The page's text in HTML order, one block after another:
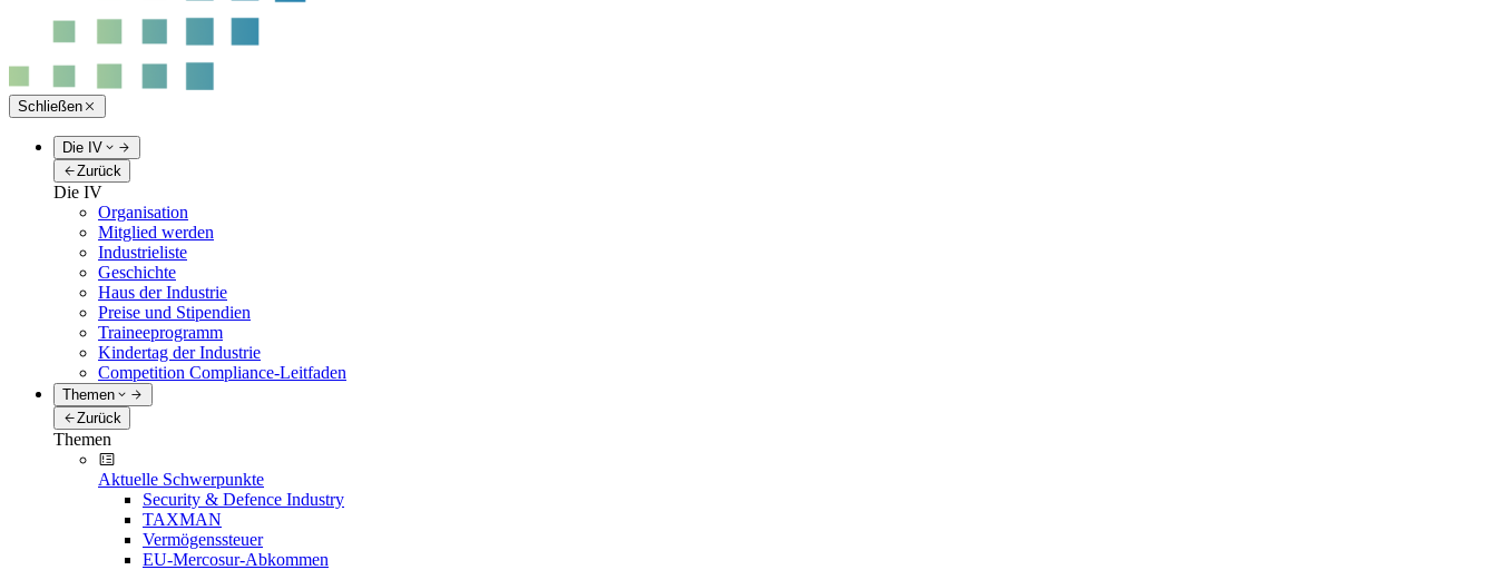
Schließen
Die IV
Zurück
Die IV
Organisation
Mitglied werden
Industrieliste
Geschichte
Haus der Industrie
Preise und Stipendien
Traineeprogramm
Kindertag der Industrie
Competition Compliance-Leitfaden
Themen
Zurück
Themen
Aktuelle Schwerpunkte
Security & Defence Industry
TAXMAN
Vermögenssteuer
EU-Mercosur-Abkommen